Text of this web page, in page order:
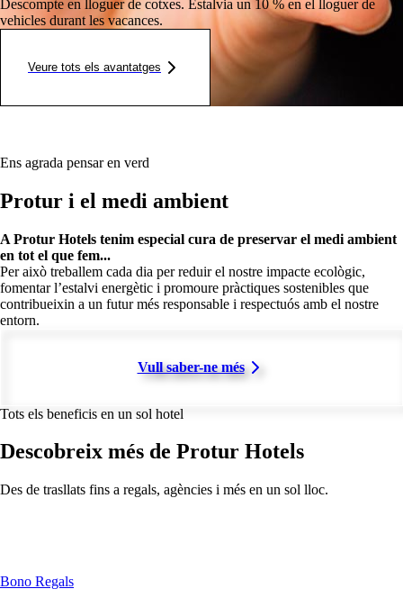
Descompte en lloguer de cotxes. Estalvia un 10 % en el lloguer de
vehicles durant les vacances.
Veure tots els avantatges
Ens agrada pensar en verd
Protur i el medi ambient
A Protur Hotels tenim especial cura de preservar el medi ambient
en tot el que fem...
Per això treballem cada dia per reduir el nostre impacte ecològic,
fomentar l’estalvi energètic i promoure pràctiques sostenibles que
contribueixin a un futur més responsable i respectuós amb el nostre
entorn.
Vull saber-ne més
Tots els beneficis en un sol hotel
Descobreix més de Protur Hotels
Des de trasllats fins a regals, agències i més en un sol lloc.
Bono Regals